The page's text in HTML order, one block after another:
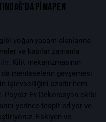
PIMAPEN
yoğun yaşam alanlarına
ve kapılar zamanla
Kilit mekanizmasının
menteşelerin gevşemesi
işlevselliğini azaltır hem
Poyraz Ev Dekorasyon ekibi
yerinde tespit ediyor ve
Eskiyen ve